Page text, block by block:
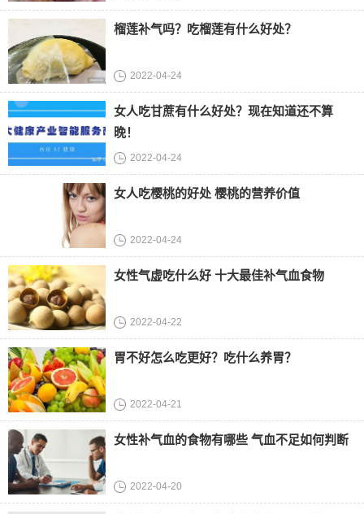
榴莲补气吗？吃榴莲有什么好处？
2022-04-24
女人吃甘蔗有什么好处？现在知道还不算
晚！
2022-04-24
女人吃樱桃的好处 樱桃的营养价值
2022-04-24
女性气虚吃什么好 十大最佳补气血食物
2022-04-22
胃不好怎么吃更好？吃什么养胃？
2022-04-21
女性补气血的食物有哪些 气血不足如何判断
2022-04-20